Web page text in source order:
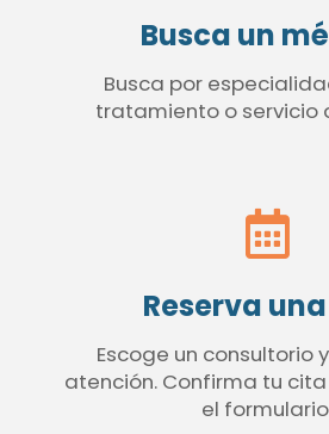
Busca un
Busca por
tratamiento o servicio
Reserva
Escoge un consultorio
atención. Confirma tu
el